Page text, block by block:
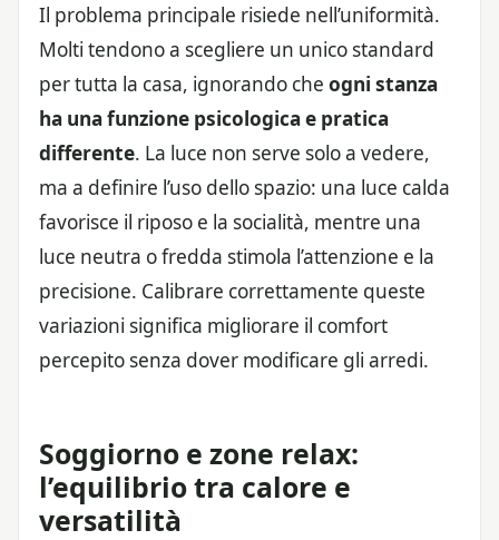
Il problema principale risiede nell’uniformità.
Molti tendono a scegliere un unico standard
per tutta la casa, ignorando che ogni stanza
ha una funzione psicologica e pratica
differente. La luce non serve solo a vedere,
ma a definire l’uso dello spazio: una luce calda
favorisce il riposo e la socialità, mentre una
luce neutra o fredda stimola l’attenzione e la
precisione. Calibrare correttamente queste
variazioni significa migliorare il comfort
percepito senza dover modificare gli arredi.
Soggiorno e zone relax:
l’equilibrio tra calore e
versatilità